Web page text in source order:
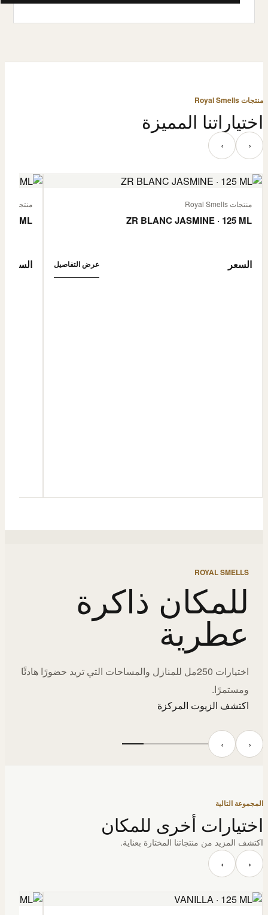
منتجات Royal Smells
اختياراتنا المميزة
‹ ›
منتجات Royal Smells
ZR BLANC JASMINE · 125 ML
السعر عرض التفاصيل
منتجات Royal Smells
ML
السعر
ROYAL SMELLS
للمكان ذاكرة
عطرية
اختيارات 250مل للمنازل والمساحات التي تريد حضورًا هادئًا
ومستمرًا.
اكتشف الزيوت المركزة
‹ ›
المجموعة التالية
اختيارات أخرى للمكان
اكتشف المزيد من منتجاتنا المختارة بعناية.
‹ ›